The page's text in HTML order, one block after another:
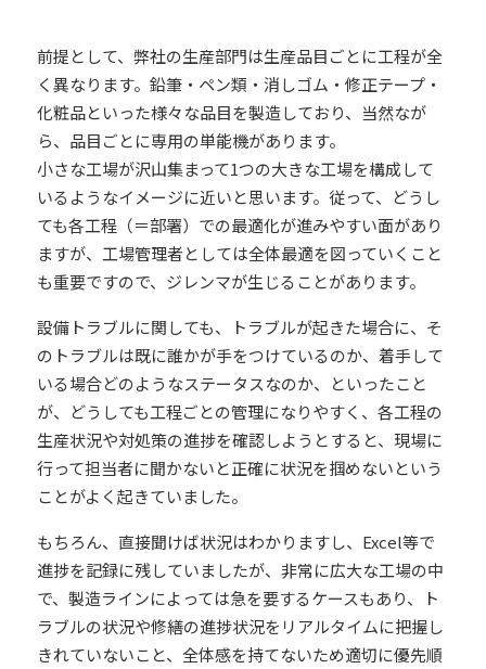
前提として、弊社の生産部門は生産品目ごとに工程が全
く異なります。鉛筆・ペン類・消しゴム・修正テープ・
化粧品といった様々な品目を製造しており、当然なが
ら、品目ごとに専用の単能機があります。
小さな工場が沢山集まって1つの大きな工場を構成して
いるようなイメージに近いと思います。従って、どうし
ても各工程（＝部署）での最適化が進みやすい面があり
ますが、工場管理者としては全体最適を図っていくこと
も重要ですので、ジレンマが生じることがあります。
設備トラブルに関しても、トラブルが起きた場合に、そ
のトラブルは既に誰かが手をつけているのか、着手して
いる場合どのようなステータスなのか、といったこと
が、どうしても工程ごとの管理になりやすく、各工程の
生産状況や対処策の進捗を確認しようとすると、現場に
行って担当者に聞かないと正確に状況を掴めないという
ことがよく起きていました。
もちろん、直接聞けば状況はわかりますし、Excel等で
進捗を記録に残していましたが、非常に広大な工場の中
で、製造ラインによっては急を要するケースもあり、
ト
ラブルの状況や修繕の進捗状況をリアルタイムに把握し
きれていないこと、全体感を持てないため適切に優先順